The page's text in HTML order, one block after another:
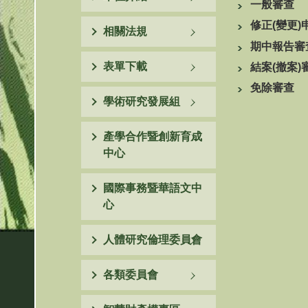
相關法規
表單下載
學術研究發展組
產學合作暨創新育成
中心
國際事務暨華語文中
心
人體研究倫理委員會
各類委員會
一般審查
修正(變更)
期中報告審
結案(撤案)
免除審查